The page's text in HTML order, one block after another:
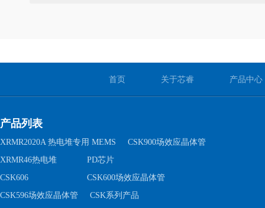
首页 关于芯睿 产品中心
产品列表
XRMR2020A 热电堆专用 MEMS
CSK900场效应晶体管
XRMR46热电堆
PD芯片
CSK606
CSK600场效应晶体管
CSK596场效应晶体管
CSK系列产品